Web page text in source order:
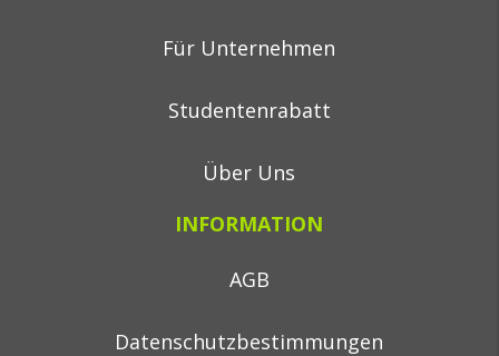
Für Unternehmen
Studentenrabatt
Über Uns
INFORMATION
AGB
Datenschutzbestimmungen